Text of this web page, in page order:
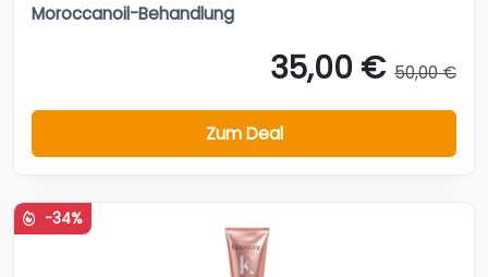
Moroccanoil-Behandlung
35,00 € 50,00 €
Zum Deal
-34%